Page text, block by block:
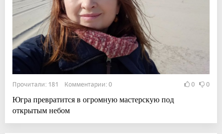
Прочитали: 181 Комментарии: 0 0 0
Югра превратится в огромную мастерскую под
открытым небом